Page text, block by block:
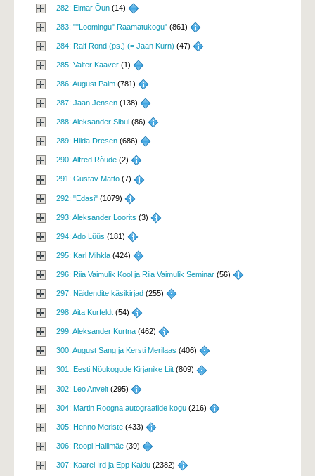
282: Elmar Õun (14)
283: ""Loomingu" Raamatukogu" (861)
284: Ralf Rond (ps.) (= Jaan Kurn) (47)
285: Valter Kaaver (1)
286: August Palm (781)
287: Jaan Jensen (138)
288: Aleksander Sibul (86)
289: Hilda Dresen (686)
290: Alfred Rõude (2)
291: Gustav Matto (7)
292: "Edasi" (1079)
293: Aleksander Loorits (3)
294: Ado Lüüs (181)
295: Karl Mihkla (424)
296: Riia Vaimulik Kool ja Riia Vaimulik Seminar (56)
297: Näidendite käsikirjad (255)
298: Aita Kurfeldt (54)
299: Aleksander Kurtna (462)
300: August Sang ja Kersti Merilaas (406)
301: Eesti Nõukogude Kirjanike Liit (809)
302: Leo Anvelt (295)
304: Martin Roogna autograafide kogu (216)
305: Henno Meriste (433)
306: Roopi Hallimäe (39)
307: Kaarel Ird ja Epp Kaidu (2382)